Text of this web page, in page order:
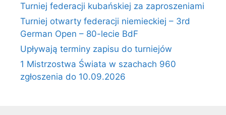
Turniej federacji kubańskiej za zaproszeniami
Turniej otwarty federacji niemieckiej – 3rd
German Open – 80-lecie BdF
Upływają terminy zapisu do turniejów
1 Mistrzostwa Świata w szachach 960
zgłoszenia do 10.09.2026